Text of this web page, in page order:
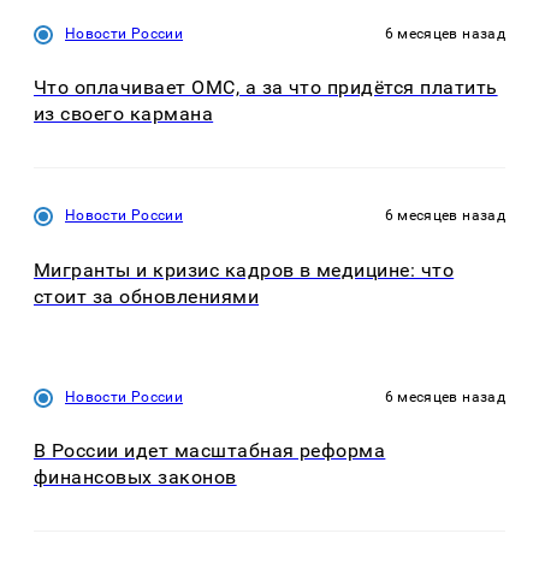
Новости России 6 месяцев назад
Что оплачивает ОМС, а за что придётся платить
из своего кармана
Новости России 6 месяцев назад
Мигранты и кризис кадров в медицине: что
стоит за обновлениями
Новости России 6 месяцев назад
В России идет масштабная реформа
финансовых законов